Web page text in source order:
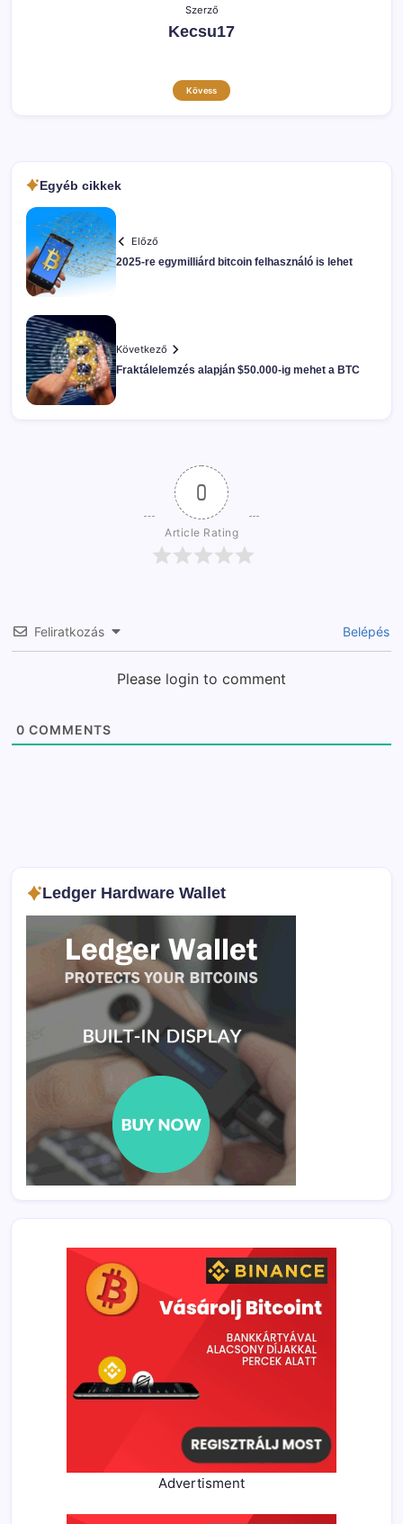
Szerző
Kecsu17
Kövess
Egyéb cikkek
Előző
2025-re egymilliárd bitcoin felhasználó is lehet
Következő
Fraktálelemzés alapján $50.000-ig mehet a BTC
0
Article Rating
Feliratkozás Belépés
Please login to comment
0 COMMENTS
Ledger Hardware Wallet
Advertisment